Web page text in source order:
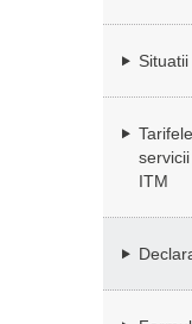
ITM